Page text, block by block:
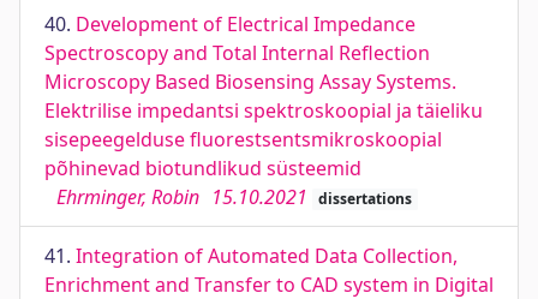
40. Development of Electrical Impedance
Spectroscopy and Total Internal Reflection
Microscopy Based Biosensing Assay Systems.
Elektrilise impedantsi spektroskoopial ja täieliku
sisepeegelduse fluorestsentsmikroskoopial
põhinevad biotundlikud süsteemid
Ehrminger, Robin 15.10.2021 dissertations
41. Integration of Automated Data Collection,
Enrichment and Transfer to CAD system in Digital